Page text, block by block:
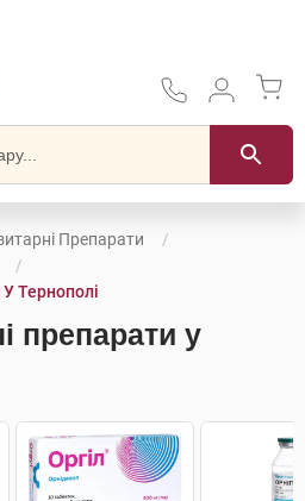
Препарати
Тернополі
препарати у